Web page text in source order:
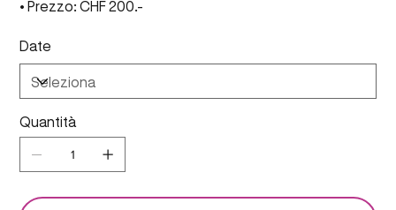
• Prezzo: CHF 200.-
Date
Quantità